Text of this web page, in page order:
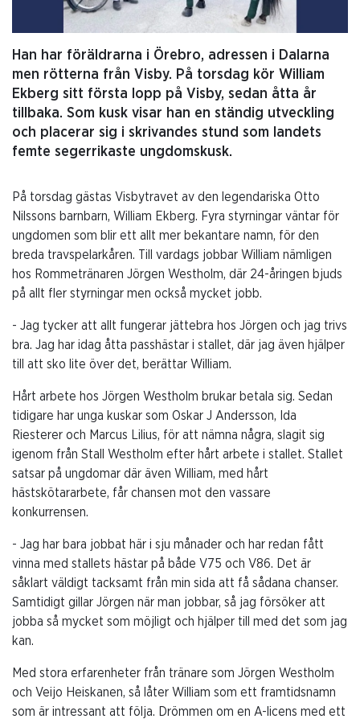
Han har föräldrarna i Örebro, adressen i Dalarna
men rötterna från Visby. På torsdag kör William
Ekberg sitt första lopp på Visby, sedan åtta år
tillbaka. Som kusk visar han en ständig utveckling
och placerar sig i skrivandes stund som landets
femte segerrikaste ungdomskusk.
På torsdag gästas Visbytravet av den legendariska Otto
Nilssons barnbarn, William Ekberg. Fyra styrningar väntar för
ungdomen som blir ett allt mer bekantare namn, för den
breda travspelarkåren. Till vardags jobbar William nämligen
hos Rommetränaren Jörgen Westholm, där 24-åringen bjuds
på allt fler styrningar men också mycket jobb.
- Jag tycker att allt fungerar jättebra hos Jörgen och jag trivs
bra. Jag har idag åtta passhästar i stallet, där jag även hjälper
till att sko lite över det, berättar William.
Hårt arbete hos Jörgen Westholm brukar betala sig. Sedan
tidigare har unga kuskar som Oskar J Andersson, Ida
Riesterer och Marcus Lilius, för att nämna några, slagit sig
igenom från Stall Westholm efter hårt arbete i stallet. Stallet
satsar på ungdomar där även William, med hårt
hästskötararbete, får chansen mot den vassare
konkurrensen.
- Jag har bara jobbat här i sju månader och har redan fått
vinna med stallets hästar på både V75 och V86. Det är
såklart väldigt tacksamt från min sida att få sådana chanser.
Samtidigt gillar Jörgen när man jobbar, så jag försöker att
jobba så mycket som möjligt och hjälper till med det som jag
kan.
Med stora erfarenheter från tränare som Jörgen Westholm
och Veijo Heiskanen, så låter William som ett framtidsnamn
som är intressant att följa. Drömmen om en A-licens med ett